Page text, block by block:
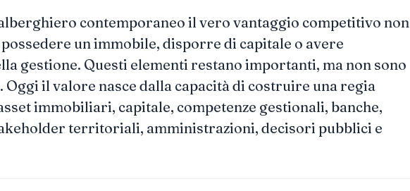
contemporaneo il vero vantaggio competitivo non
un immobile, disporre di capitale o avere
gestione. Questi elementi restano importanti, ma non sono
il valore nasce dalla capacità di costruire una regia
immobiliari, capitale, competenze gestionali, banche,
territoriali, amministrazioni, decisori pubblici e